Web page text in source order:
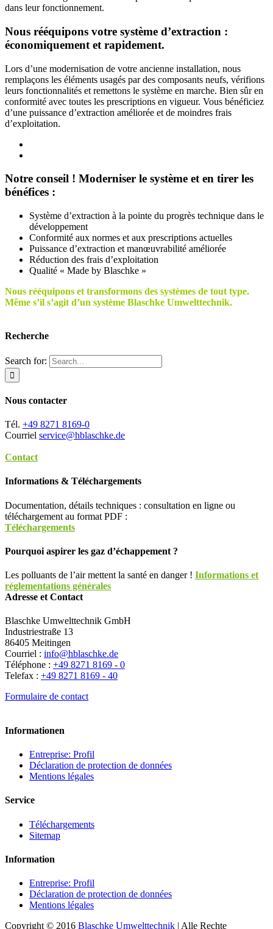
dans leur fonctionnement.
Nous rééquipons votre système d’extraction :
économiquement et rapidement.
Lors d’une modernisation de votre ancienne installation, nous
remplaçons les éléments usagés par des composants neufs, vérifions
leurs fonctionnalités et remettons le système en marche. Bien sûr en
conformité avec toutes les prescriptions en vigueur. Vous bénéficiez
d’une puissance d’extraction améliorée et de moindres frais
d’exploitation.
Notre conseil ! Moderniser le système et en tirer les
bénéfices :
Système d’extraction à la pointe du progrès technique dans le
développement
Conformité aux normes et aux prescriptions actuelles
Puissance d’extraction et manœuvrabilité améliorée
Réduction des frais d’exploitation
Qualité « Made by Blaschke »
Nous rééquipons et transformons des systèmes de tout type.
Même s’il s’agit d’un système Blaschke Umwelttechnik.
Recherche
Search for:
Nous contacter
Tél. +49 8271 8169-0
Courriel service@hblaschke.de
Contact
Informations & Téléchargements
Documentation, détails techniques : consultation en ligne ou
téléchargement au format PDF :
Téléchargements
Pourquoi aspirer les gaz d’échappement ?
Les polluants de l’air mettent la santé en danger ! Informations et
réglementations générales
Adresse et Contact
Blaschke Umwelttechnik GmbH
Industriestraße 13
86405 Meitingen
Courriel : info@hblaschke.de
Téléphone : +49 8271 8169 - 0
Telefax : +49 8271 8169 - 40
Formulaire de contact
Informationen
Entreprise: Profil
Déclaration de protection de données
Mentions légales
Service
Téléchargements
Sitemap
Information
Entreprise: Profil
Déclaration de protection de données
Mentions légales
Copyright © 2016 Blaschke Umwelttechnik | Alle Rechte